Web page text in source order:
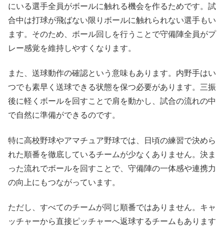
にいる選手全員がボールに触れる機会を作るためです。試
合中は打球が飛ばない限りボールに触れられない選手もい
ます。そのため、ボール回しを行うことで守備陣全員がプ
レー感覚を維持しやすくなります。
また、送球動作の確認という意味もあります。内野手はい
つでも素早く送球できる状態を保つ必要があります。三振
後に軽くボールを回すことで肩を動かし、試合の流れの中
で自然に準備ができるのです。
特に高校野球やアマチュア野球では、日頃の練習で決めら
れた順番を徹底しているチームが少なくありません。決ま
った流れでボールを回すことで、守備陣の一体感や連携力
の向上にもつながっています。
ただし、すべてのチームが同じ順番ではありません。キャ
ッチャーから直接ピッチャーへ返球するチームもあります